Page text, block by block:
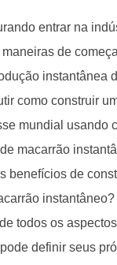
entrar na
de
instantânea
como construir
mundial usando
macarrão
benefícios de
todos os
definir seus